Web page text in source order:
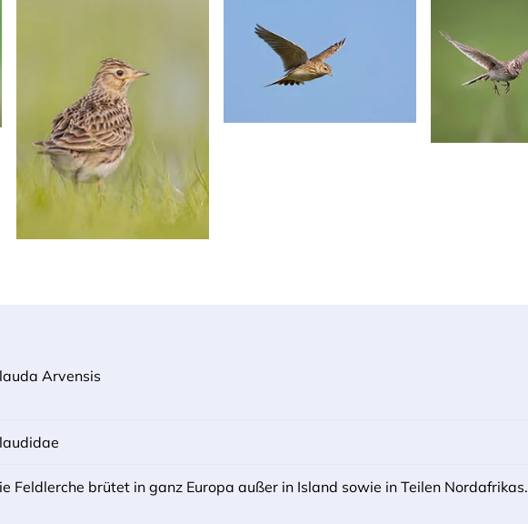
Arvensis
Feldlerche brütet in ganz Europa außer in Island sowie in Teilen Nordafrikas.